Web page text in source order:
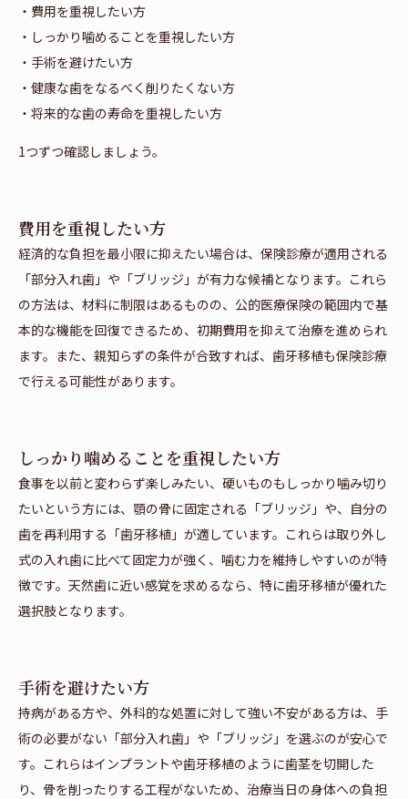
・費用を重視したい方
・しっかり噛めることを重視したい方
・手術を避けたい方
・健康な歯をなるべく削りたくない方
・将来的な歯の寿命を重視したい方
1つずつ確認しましょう。
費用を重視したい方
経済的な負担を最小限に抑えたい場合は、保険診療が適用される
「部分入れ歯」や「ブリッジ」が有力な候補となります。これら
の方法は、材料に制限はあるものの、公的医療保険の範囲内で基
本的な機能を回復できるため、初期費用を抑えて治療を進められ
ます。また、親知らずの条件が合致すれば、歯牙移植も保険診療
で行える可能性があります。
しっかり噛めることを重視したい方
食事を以前と変わらず楽しみたい、硬いものもしっかり噛み切り
たいという方には、顎の骨に固定される「ブリッジ」や、自分の
歯を再利用する「歯牙移植」が適しています。これらは取り外し
式の入れ歯に比べて固定力が強く、噛む力を維持しやすいのが特
徴です。天然歯に近い感覚を求めるなら、特に歯牙移植が優れた
選択肢となります。
手術を避けたい方
持病がある方や、外科的な処置に対して強い不安がある方は、手
術の必要がない「部分入れ歯」や「ブリッジ」を選ぶのが安心で
す。これらはインプラントや歯牙移植のように歯茎を切開した
り、骨を削ったりする工程がないため、治療当日の身体への負担